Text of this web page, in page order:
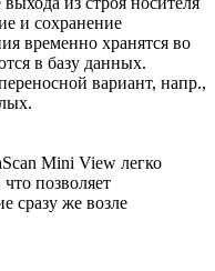
и сохранение
временно хранятся во
в базу данных.
вариант, напр.,
Mini View легко
позволяет
сразу же возле